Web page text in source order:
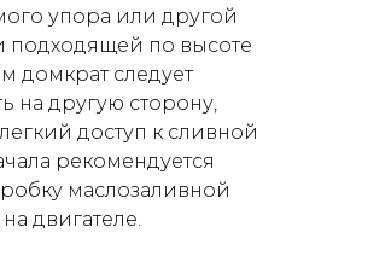
упора или другой
подходящей по высоте
домкрат следует
на другую сторону,
доступ к сливной
рекомендуется
маслозаливной
двигателе.